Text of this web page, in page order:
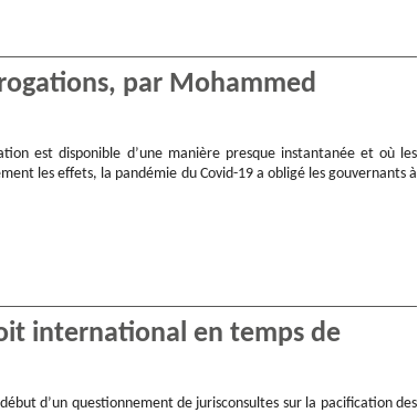
par Mohammed
est disponible d’une manière presque instantanée et où les
les effets, la pandémie du Covid-19 a obligé les gouvernants à
international en temps de
d’un questionnement de jurisconsultes sur la pacification des